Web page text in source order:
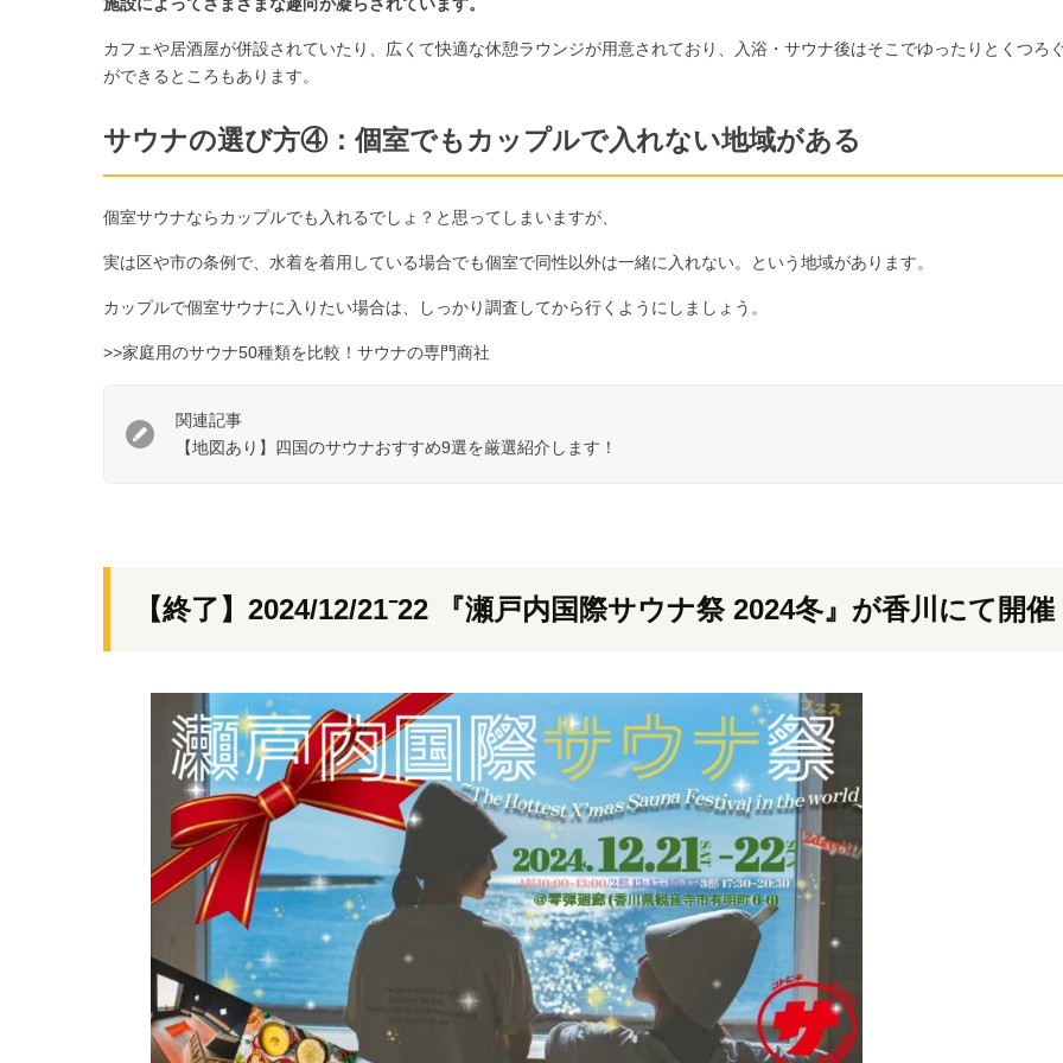
カフェや居酒屋が併設されていたり、広くて快適な休憩ラウンジが用意されており、入浴・サウナ後はそこでゆったりとくつろ
ができるところもあります。
サウナの選び方④：個室でもカップルで入れない地域がある
個室サウナならカップルでも入れるでしょ？と思ってしまいますが、
実は区や市の条例で、水着を着用している場合でも個室で同性以外は一緒に入れない。という地域があります。
カップルで個室サウナに入りたい場合は、しっかり調査してから行くようにしましょう。
>>家庭用のサウナ50種類を比較！サウナの専門商社
関連記事
【地図あり】四国のサウナおすすめ9選を厳選紹介します！
【終了】2024/12/21⁻22 『瀬戸内国際サウナ祭 2024冬』が香川にて開催